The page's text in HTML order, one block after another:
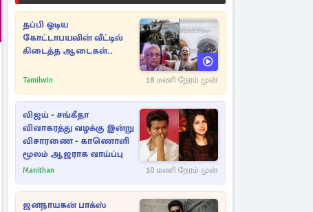
தப்பி ஓடிய
கோட்டாபயவின் வீட்டில்
கிடைத்த ஆடைகள்..
Tamilwin 18 மணி நேரம் முன்
விஜய் - சங்கீதா
விவாகரத்து வழக்கு இன்று
விசாரணை - காணொளி
மூலம் ஆஜராக வாய்ப்பு
Manithan 10 மணி நேரம் முன்
ஜனநாயகன் பாக்ஸ்